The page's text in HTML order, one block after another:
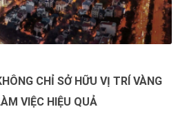
CHỈ SỞ HỮU VỊ TRÍ VÀNG
VIỆC HIỆU QUẢ